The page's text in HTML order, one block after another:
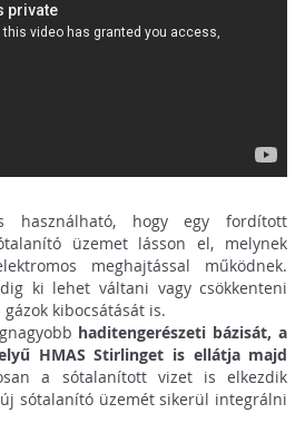
használható, hogy egy fordított
üzemet lásson el, melynek
meghajtással működnek.
ki lehet váltani vagy csökkenteni
kibocsátását is.
haditengerészeti bázisát, a
HMAS Stirlinget is ellátja majd
a sótalanított vizet is elkezdik
sótalanító üzemét sikerül integrálni